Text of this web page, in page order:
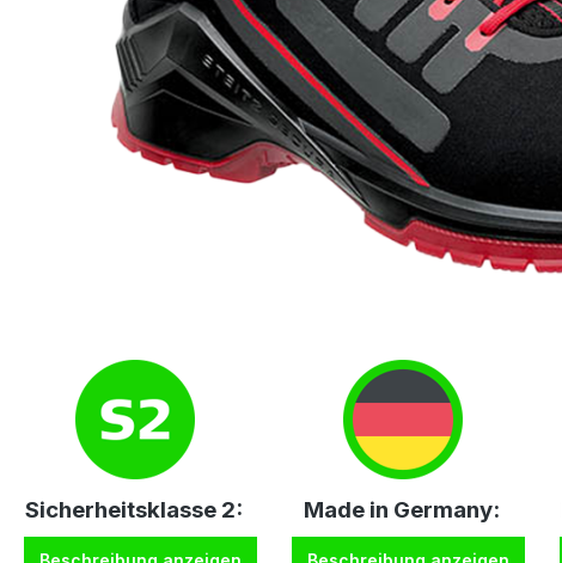
Sicherheitsklasse 2: Made in Germany: